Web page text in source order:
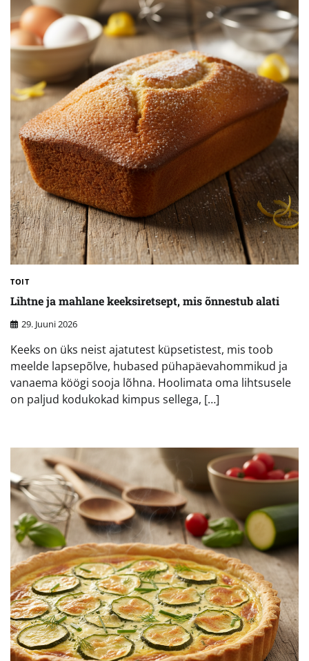
TOIT
Lihtne ja mahlane keeksiretsept, mis õnnestub alati
29. Juuni 2026
Keeks on üks neist ajatutest küpsetistest, mis toob
meelde lapsepõlve, hubased pühapäevahommikud ja
vanaema köögi sooja lõhna. Hoolimata oma lihtsusele
on paljud kodukokad kimpus sellega, […]